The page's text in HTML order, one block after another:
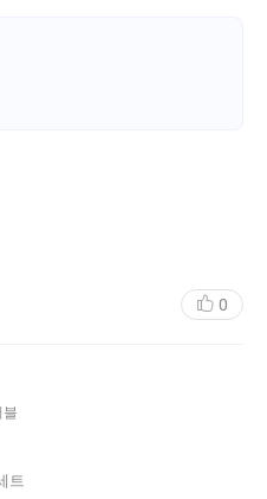
어요.!!!!
부가 굳어서 씻어 냈어요. 화이
이 없어지고 매끈해졌어요. 일부
요. ㅎㅎ 샘플로 주는건 다른 타
아쉬워요
0
트